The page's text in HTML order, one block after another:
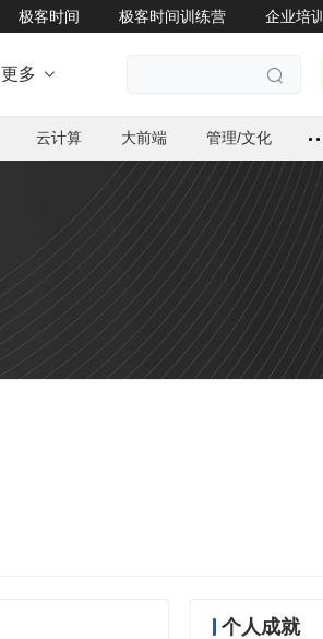
极客时间 极客时间训练营 企业培训
更多  
云计算 大前端 管理/文化
个人成就